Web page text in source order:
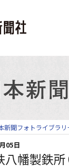
新聞フォトライブラリ
05日
八幡製鉄所